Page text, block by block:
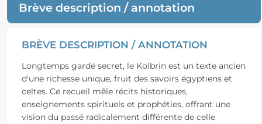
Brève description / annotation
BRÈVE DESCRIPTION / ANNOTATION
Longtemps gardé secret, le Kolbrin est un texte ancien
d'une richesse unique, fruit des savoirs égyptiens et
celtes. Ce recueil mêle récits historiques,
enseignements spirituels et prophéties, offrant une
vision du passé radicalement différente de celle